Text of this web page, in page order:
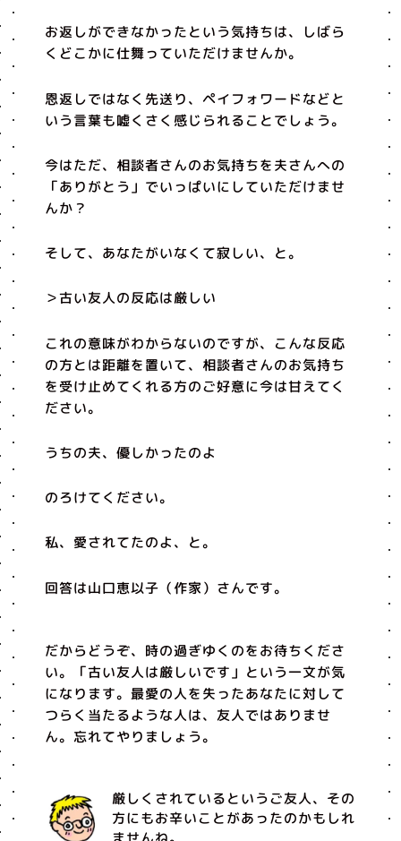
お返しができなかったという気持ちは、しばら
くどこかに仕舞っていただけませんか。
恩返しではなく先送り、ペイフォワードなどと
いう言葉も嘘くさく感じられることでしょう。
今はただ、相談者さんのお気持ちを夫さんへの
「ありがとう」でいっぱいにしていただけませ
んか？
そして、あなたがいなくて寂しい、と。
＞古い友人の反応は厳しい
これの意味がわからないのですが、こんな反応
の方とは距離を置いて、相談者さんのお気持ち
を受け止めてくれる方のご好意に今は甘えてく
ださい。
うちの夫、優しかったのよ
のろけてください。
私、愛されてたのよ、と。
回答は山口恵以子（作家）さんです。
だからどうぞ、時の過ぎゆくのをお待ちくださ
い。「古い友人は厳しいです」という一文が気
になります。最愛の人を失ったあなたに対して
つらく当たるような人は、友人ではありませ
ん。忘れてやりましょう。
厳しくされているというご友人、その
方にもお辛いことがあったのかもしれ